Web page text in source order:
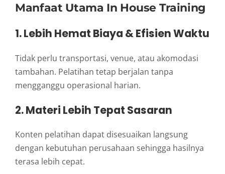
Manfaat Utama In House Training
1. Lebih Hemat Biaya & Efisien Waktu
Tidak perlu transportasi, venue, atau akomodasi
tambahan. Pelatihan tetap berjalan tanpa
mengganggu operasional harian.
2. Materi Lebih Tepat Sasaran
Konten pelatihan dapat disesuaikan langsung
dengan kebutuhan perusahaan sehingga hasilnya
terasa lebih cepat.